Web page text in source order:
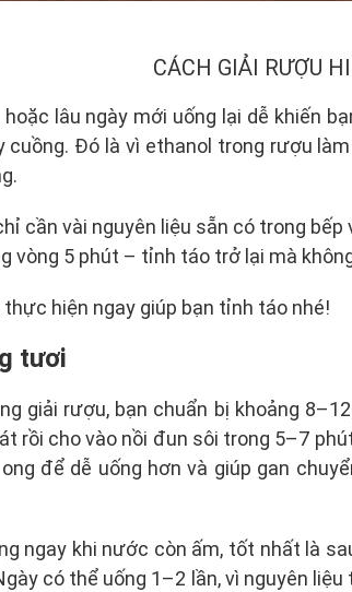
CÁCH GIẢI RƯỢU
hoặc lâu ngày mới uống lại dễ khiến
cuồng. Đó là vì ethanol trong rượu
cần vài nguyên liệu sẵn có trong
vòng 5 phút – tỉnh táo trở lại mà
hiện ngay giúp bạn tỉnh táo nhé!
tươi
giải rượu, bạn chuẩn bị khoảng
rồi cho vào nồi đun sôi trong 5–7
để dễ uống hơn và giúp gan
ngay khi nước còn ấm, tốt nhất là
có thể uống 1–2 lần, vì nguyên